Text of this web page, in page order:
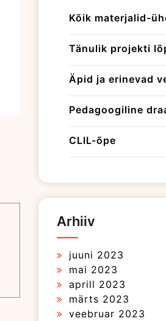
Kõik materjalid-
Tänulik projekti
Äpid ja erinevad
Pedagoogiline
CLIL-õpe
Arhiiv
juuni 2023
mai 2023
aprill 2023
märts 2023
veebruar 2023